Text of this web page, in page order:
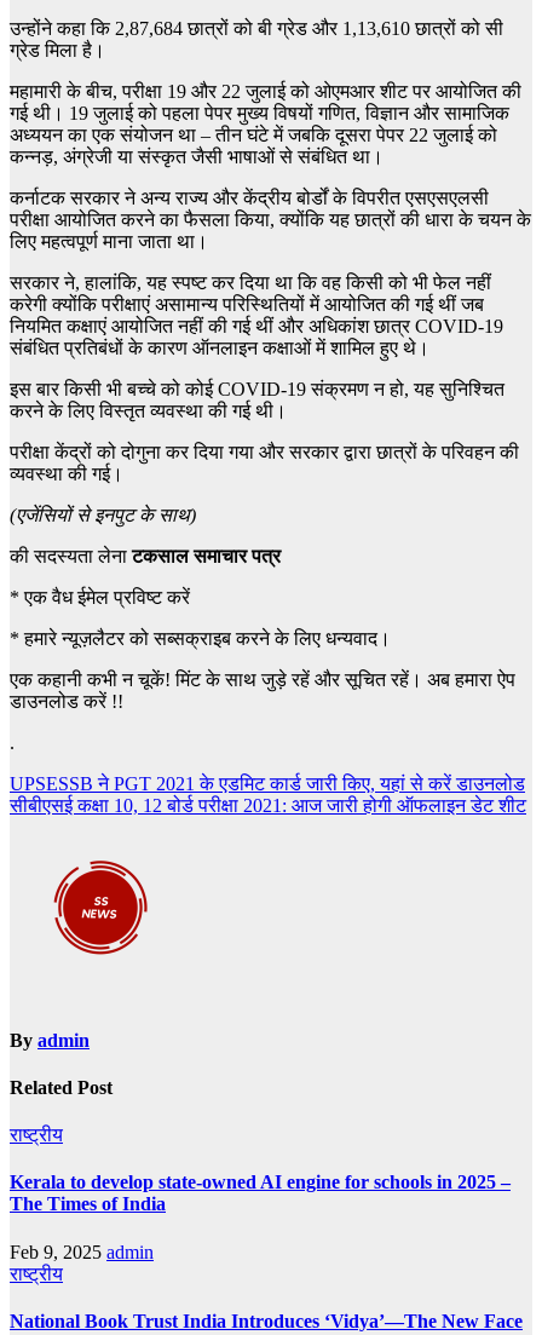
उन्होंने कहा कि 2,87,684 छात्रों को बी ग्रेड और 1,13,610 छात्रों को सी
ग्रेड मिला है।
महामारी के बीच, परीक्षा 19 और 22 जुलाई को ओएमआर शीट पर आयोजित की
गई थी। 19 जुलाई को पहला पेपर मुख्य विषयों गणित, विज्ञान और सामाजिक
अध्ययन का एक संयोजन था – तीन घंटे में जबकि दूसरा पेपर 22 जुलाई को
कन्नड़, अंग्रेजी या संस्कृत जैसी भाषाओं से संबंधित था।
कर्नाटक सरकार ने अन्य राज्य और केंद्रीय बोर्डों के विपरीत एसएसएलसी
परीक्षा आयोजित करने का फैसला किया, क्योंकि यह छात्रों की धारा के चयन के
लिए महत्वपूर्ण माना जाता था।
सरकार ने, हालांकि, यह स्पष्ट कर दिया था कि वह किसी को भी फेल नहीं
करेगी क्योंकि परीक्षाएं असामान्य परिस्थितियों में आयोजित की गई थीं जब
नियमित कक्षाएं आयोजित नहीं की गई थीं और अधिकांश छात्र COVID-19
संबंधित प्रतिबंधों के कारण ऑनलाइन कक्षाओं में शामिल हुए थे।
इस बार किसी भी बच्चे को कोई COVID-19 संक्रमण न हो, यह सुनिश्चित
करने के लिए विस्तृत व्यवस्था की गई थी।
परीक्षा केंद्रों को दोगुना कर दिया गया और सरकार द्वारा छात्रों के परिवहन की
व्यवस्था की गई।
(एजेंसियों से इनपुट के साथ)
की सदस्यता लेनाटकसाल समाचार पत्र
* एक वैध ईमेल प्रविष्ट करें
* हमारे न्यूज़लैटर को सब्सक्राइब करने के लिए धन्यवाद।
एक कहानी कभी न चूकें! मिंट के साथ जुड़े रहें और सूचित रहें। अब हमारा ऐप
डाउनलोड करें !!
.
Post
navigation
UPSESSB ने PGT 2021 के एडमिट कार्ड जारी किए, यहां से करें डाउनलोड
सीबीएसई कक्षा 10, 12 बोर्ड परीक्षा 2021: आज जारी होगी ऑफलाइन डेट शीट
By admin
Related Post
राष्ट्रीय
Kerala to develop state-owned AI engine for schools in 2025 –
The Times of India
Feb 9, 2025 admin
राष्ट्रीय
National Book Trust India Introduces ‘Vidya’—The New Face